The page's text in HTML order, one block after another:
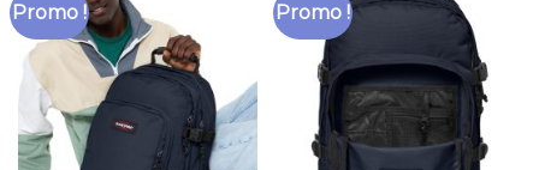
Promo ! Promo !